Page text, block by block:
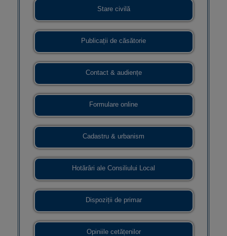
Stare civilă
Publicații de căsătorie
Contact & audiențe
Formulare online
Cadastru & urbanism
Hotărâri ale Consiliului Local
Dispoziții de primar
Opiniile cetățenilor